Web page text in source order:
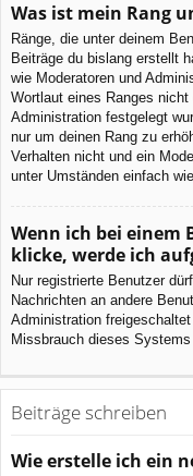
Was ist mein Rang
Ränge, die unter deinem
Beiträge du bislang erstellt
wie Moderatoren und
Wortlaut eines Ranges
Administration festgelegt
nur um deinen Rang zu
Verhalten nicht und ein
unter Umständen einfach
Wenn ich bei einem
klicke, werde ich
Nur registrierte Benutzer
Nachrichten an andere
Administration
Missbrauch dieses
Beiträge schreiben
Wie erstelle ich ein